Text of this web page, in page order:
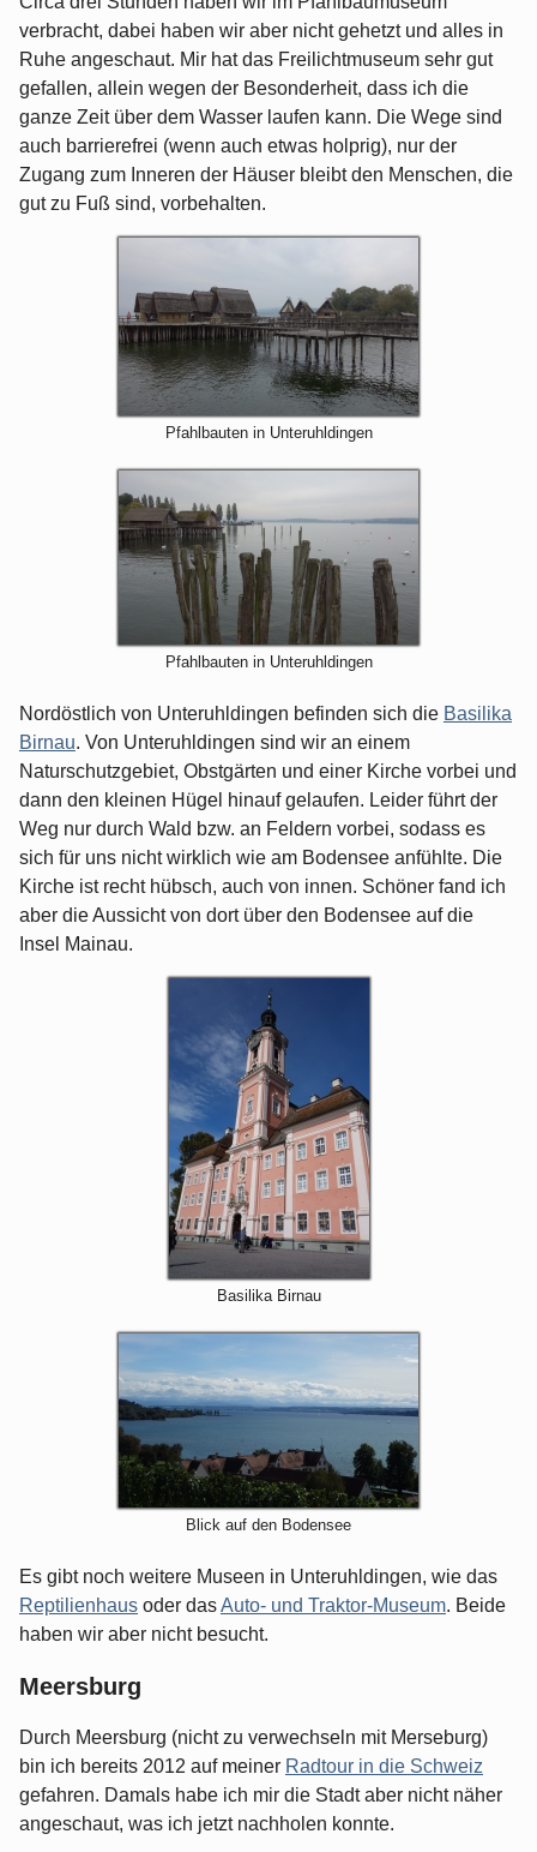
verbracht, dabei haben wir aber nicht gehetzt und alles in
Ruhe angeschaut. Mir hat das Freilichtmuseum sehr gut
gefallen, allein wegen der Besonderheit, dass ich die
ganze Zeit über dem Wasser laufen kann. Die Wege sind
auch barrierefrei (wenn auch etwas holprig), nur der
Zugang zum Inneren der Häuser bleibt den Menschen, die
gut zu Fuß sind, vorbehalten.
Pfahlbauten in Unteruhldingen
Pfahlbauten in Unteruhldingen
Nordöstlich von Unteruhldingen befinden sich die Basilika
Birnau. Von Unteruhldingen sind wir an einem
Naturschutzgebiet, Obstgärten und einer Kirche vorbei und
dann den kleinen Hügel hinauf gelaufen. Leider führt der
Weg nur durch Wald bzw. an Feldern vorbei, sodass es
sich für uns nicht wirklich wie am Bodensee anfühlte. Die
Kirche ist recht hübsch, auch von innen. Schöner fand ich
aber die Aussicht von dort über den Bodensee auf die
Insel Mainau.
Basilika Birnau
Blick auf den Bodensee
Es gibt noch weitere Museen in Unteruhldingen, wie das
Reptilienhaus oder dasAuto- und Traktor-Museum. Beide
haben wir aber nicht besucht.
Meersburg
Durch Meersburg (nicht zu verwechseln mit Merseburg)
bin ich bereits 2012 auf meiner Radtour in die Schweiz
gefahren. Damals habe ich mir die Stadt aber nicht näher
angeschaut, was ich jetzt nachholen konnte.